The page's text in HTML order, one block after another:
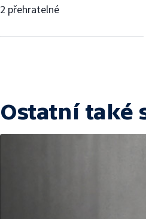
2 přehratelné
Ostatní také